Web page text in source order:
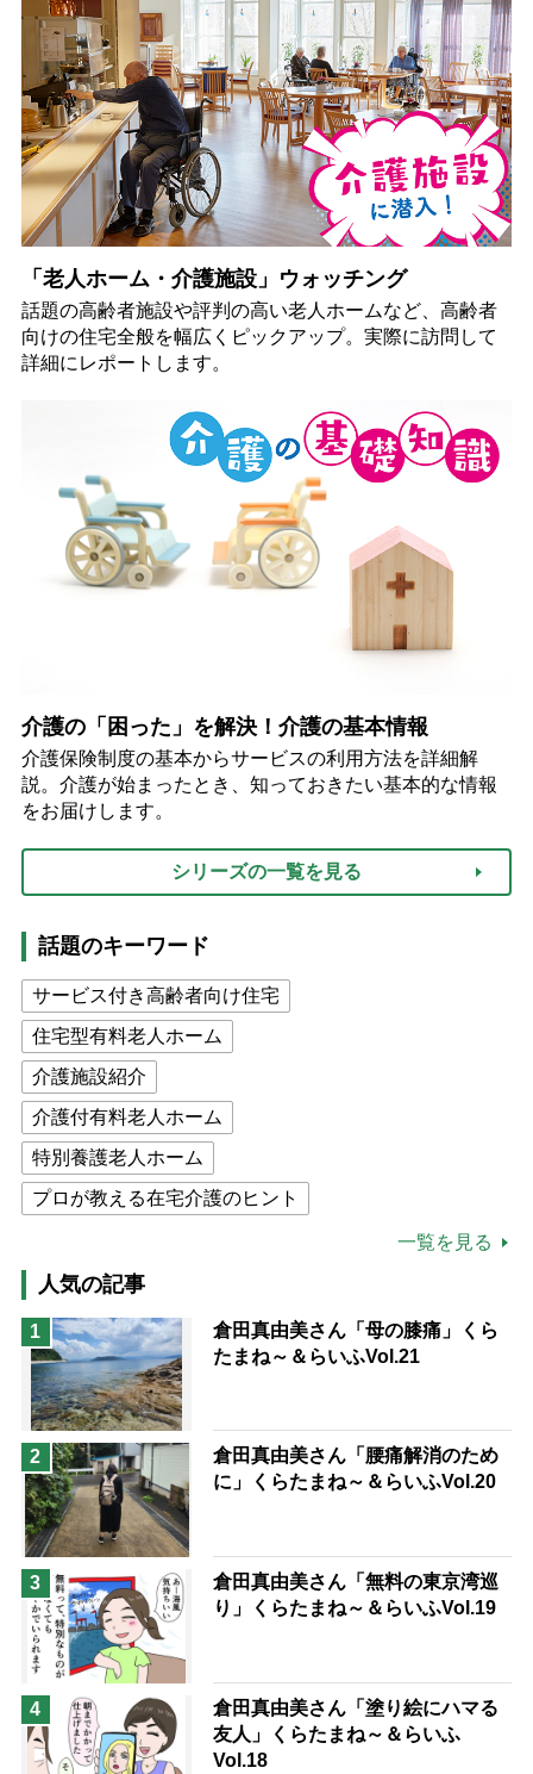
「老人ホーム・介護施設」ウォッチング
話題の高齢者施設や評判の高い老人ホームなど、高齢者
向けの住宅全般を幅広くピックアップ。実際に訪問して
詳細にレポートします。
介護の「困った」を解決！介護の基本情報
介護保険制度の基本からサービスの利用方法を詳細解
説。介護が始まったとき、知っておきたい基本的な情報
をお届けします。
シリーズの一覧を見る
話題のキーワード
サービス付き高齢者向け住宅
住宅型有料老人ホーム
介護施設紹介
介護付有料老人ホーム
特別養護老人ホーム
プロが教える在宅介護のヒント
高木ブー
ケアマネジャー
猫が母になつきません
息子の遠距離介護サバイバル術
兄がボケました
予防法
一覧を見る
人気の記事
1
倉田真由美さん「母の膝痛」くら
たまね～＆らいふVol.21
2
倉田真由美さん「腰痛解消のため
に」くらたまね～＆らいふVol.20
3
倉田真由美さん「無料の東京湾巡
り」くらたまね～＆らいふVol.19
4
倉田真由美さん「塗り絵にハマる
友人」くらたまね～＆らいふ
Vol.18